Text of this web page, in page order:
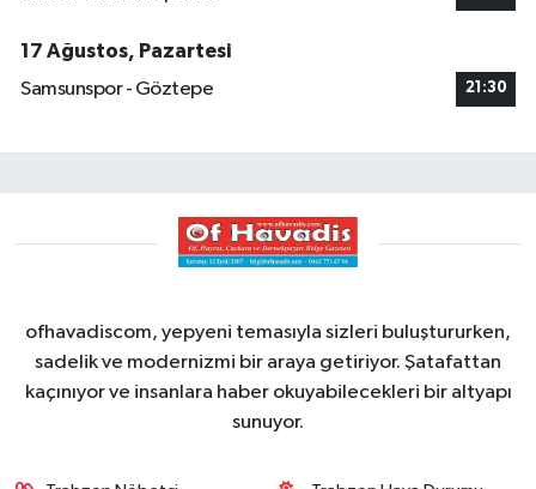
17 Ağustos, Pazartesi
Samsunspor - Göztepe
21:30
ofhavadiscom, yepyeni temasıyla sizleri buluştururken,
sadelik ve modernizmi bir araya getiriyor. Şatafattan
kaçınıyor ve insanlara haber okuyabilecekleri bir altyapı
sunuyor.